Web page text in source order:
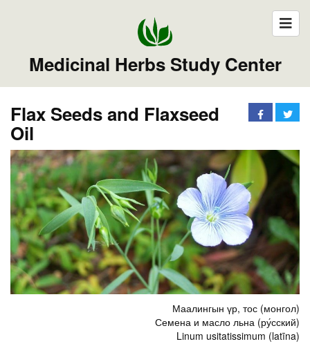
Medicinal Herbs Study Center
Flax Seeds and Flaxseed
Oil
Маалингын үр, тос (монгол)
Семена и масло льна (ру́сский)
Linum usitatissimum (latīna)